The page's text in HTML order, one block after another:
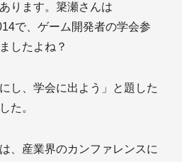
ります。簗瀬さんは
で、ゲーム開発者の学会参
したよね？
し、学会に出よう」と題した
た。
、産業界のカンファレンスに